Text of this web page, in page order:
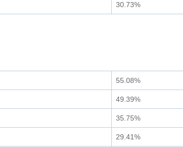
30.73%
55.08%
49.39%
35.75%
29.41%